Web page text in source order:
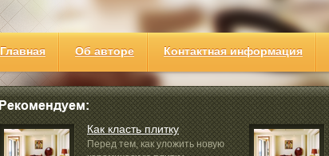
Главная Об авторе Контактная информация
Как класть плитку
Перед тем, как уложить новую